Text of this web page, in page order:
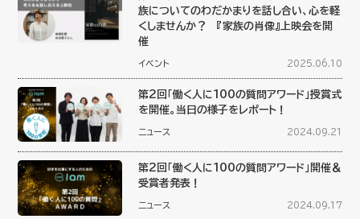
族についてのわだかまりを話し合い、心を軽
くしませんか？ 『家族の肖像』上映会を開
催
イベント 2025.06.10
第2回「働く人に100の質問アワード」授賞式
を開催。当日の様子をレポート！
ニュース 2024.09.21
第2回「働く人に100の質問アワード」開催＆
受賞者発表！
ニュース 2024.09.17